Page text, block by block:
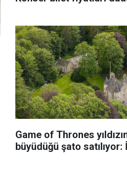
Game of Thrones
büyüdüğü şato satılıyor: